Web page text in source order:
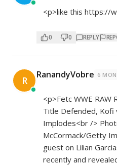
<p>like this https://
0 0 REPLY
R RanandyVobre 6
<p>Fetc WWE RAW
Title Defended, Kofi
Implodes<br />
McCormack/Getty
guest on Lilian
recently and